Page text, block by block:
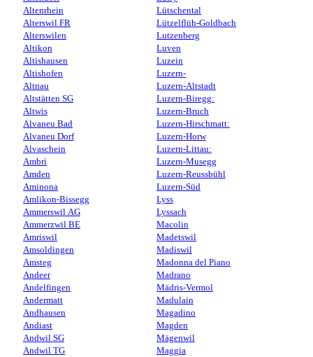
Altenrhein
Alterswil FR
Alterswilen
Altikon
Altishausen
Altishofen
Altnau
Altstätten SG
Altwis
Alvaneu Bad
Alvaneu Dorf
Alvaschein
Ambrì
Amden
Aminona
Amlikon-Bissegg
Ammerswil AG
Ammerzwil BE
Amriswil
Amsoldingen
Amsteg
Andeer
Andelfingen
Andermatt
Andhausen
Andiast
Andwil SG
Andwil TG
Lütschental
Lützelflüh-Goldbach
Lutzenberg
Luven
Luzein
Luzern-
Luzern-Altstadt
Luzern-Biregg:
Luzern-Bruch
Luzern-Hirschmatt:
Luzern-Horw
Luzern-Littau:
Luzern-Musegg
Luzern-Reussbühl
Luzern-Süd
Lyss
Lyssach
Macolin
Madetswil
Madiswil
Madonna del Piano
Madrano
Mädris-Vermol
Madulain
Magadino
Magden
Mägenwil
Maggia